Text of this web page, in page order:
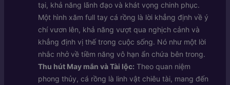
tại, khả năng lãnh đạo và khát vọng chinh phục.
Một hình xăm full tay cá rồng là lời khẳng định về ý
chí vươn lên, khả năng vượt qua nghịch cảnh và
khẳng định vị thế trong cuộc sống. Nó như một lời
nhắc nhở về tiềm năng vô hạn ẩn chứa bên trong.
Thu hút May mắn và Tài lộc: Theo quan niệm
phong thủy, cá rồng là linh vật chiêu tài, mang đến